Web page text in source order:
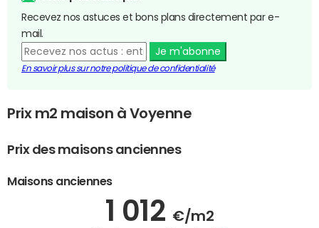
Recevez nos astuces et bons plans directement par e-
mail.
Je m'abonne
En savoir plus sur notre politique de confidentialité
Prix m2 maison à Voyenne
Prix des maisons anciennes
Maisons anciennes
1 012 €/m2